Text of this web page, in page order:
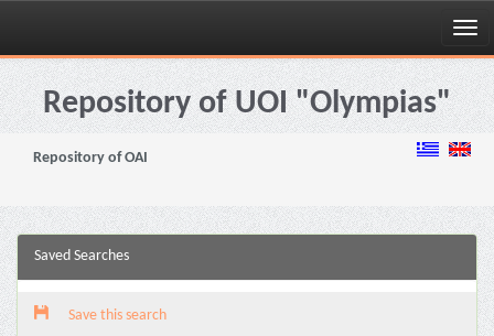
Skip
navigationRepository of UOI "Olympias"
Repository of OAI
Saved Searches
Save this search